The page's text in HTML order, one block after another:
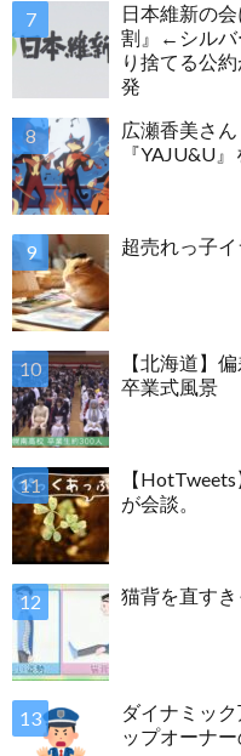
日本維新の
割』←シルバ
り捨てる公
発
広瀬香美さ
『YAJU&U
超売れっ子
【北海道】
卒業式風景
【
が会談。
猫背を直す
ダイナミッ
ップオーナ